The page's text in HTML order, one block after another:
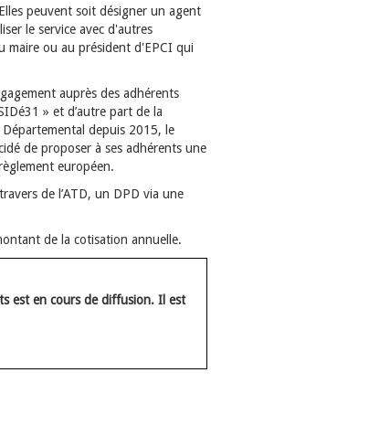
peuvent soit désigner un agent
le service avec d'autres
maire ou au président d'EPCI qui
auprès des adhérents
» et d’autre part de la
depuis 2015, le
de proposer à ses adhérents une
européen.
de l’ATD, un DPD via une
de la cotisation annuelle.
est en cours de diffusion. Il est